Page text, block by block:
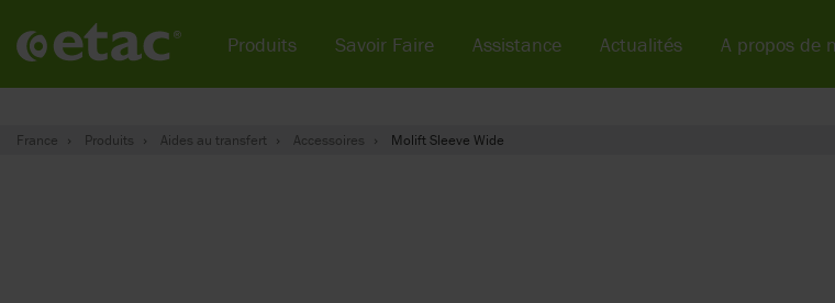
France Produits Aides au transfert Accessoires Molift Sleeve Wide
Produits Savoir Faire Assistance Actualités A propos de